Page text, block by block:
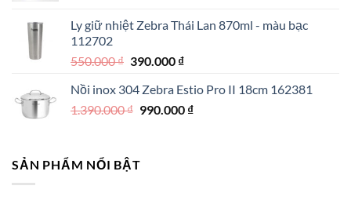
350.000 ₫.là:
Ly giữ nhiệt Zebra Thái Lan 870ml - màu bạc
112702
550.000₫ Giá
là:
550.000 ₫.
390.000 ₫Giá
tại
là:
Nồi inox 304 Zebra Estio Pro II 18cm 162381
1.390.000₫ Giá
1.390.000 ₫.
990.000 ₫Giá
SẢN PHẨM NỔI BẬT